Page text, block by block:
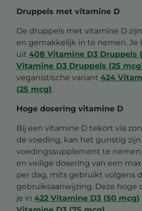
Druppels met vitamine D
De druppels met vitamine D
en gemakkelijk in te nemen. Je
uit 408 Vitamine D3 Druppels
Vitamine D3 Druppels (25
veganistische variant 424
(25 mcg).
Hoge dosering vitamine D
Bij een vitamine D tekort via
de voeding, kan het gunstig
voedingssupplement te
en veilige dosering van een
per dag, mits gebruikt volgens
gebruiksaanwijzing. Deze hoge
je in 422 Vitamine D3 (50 mcg)